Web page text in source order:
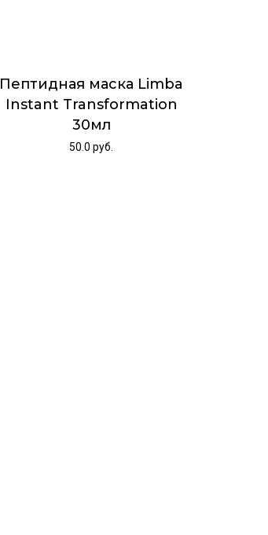
Пептидная маска Limba
Instant Transformation
30мл
50.0руб.